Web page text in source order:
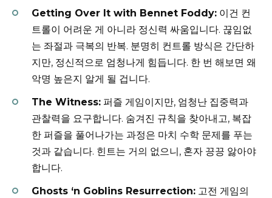
Getting Over It with Bennet Foddy: 이건 컨
트롤이 어려운 게 아니라 정신력 싸움입니다. 끊임없
는 좌절과 극복의 반복. 분명히 컨트롤 방식은 간단하
지만, 정신적으로 엄청나게 힘듭니다. 한 번 해보면 왜
악명 높은지 알게 될 겁니다.
The Witness: 퍼즐 게임이지만, 엄청난 집중력과
관찰력을 요구합니다. 숨겨진 규칙을 찾아내고, 복잡
한 퍼즐을 풀어나가는 과정은 마치 수학 문제를 푸는
것과 같습니다. 힌트는 거의 없으니, 혼자 끙끙 앓아야
합니다.
Ghosts ‘n Goblins Resurrection: 고전 게임의